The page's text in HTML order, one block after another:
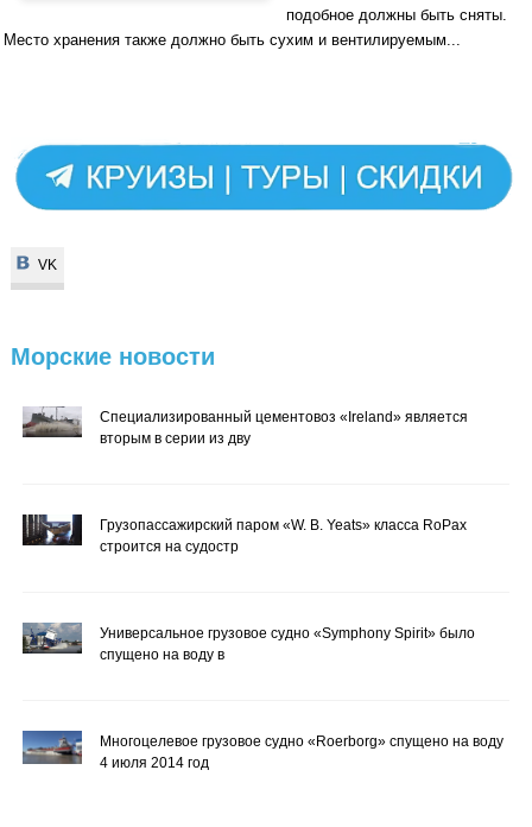
подобное должны быть сняты.
Место хранения также должно быть сухим и вентилируемым...
VK
VK
Морские новости
Специализированный цементовоз «Ireland» является
вторым в серии из дву
Грузопассажирский паром «W. B. Yeats» класса RoPax
строится на судостр
Универсальное грузовое судно «Symphony Spirit» было
спущено на воду в
Многоцелевое грузовое судно «Roerborg» спущено на воду
4 июля 2014 год